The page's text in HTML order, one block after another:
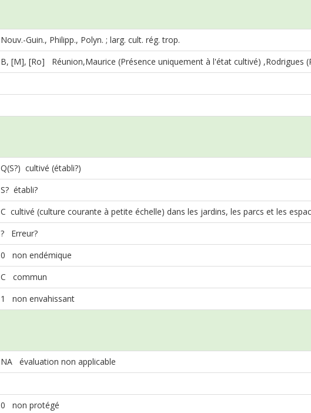
Nouv.-Guin., Philipp., Polyn. ; larg. cult. rég. trop.
B, [M], [Ro] Réunion,Maurice (Présence uniquement à l'état cultivé) ,Rodrigues
Q(S?) cultivé (établi?)
S? établi?
C cultivé (culture courante à petite échelle) dans les jardins, les parcs et les
? Erreur?
0 non endémique
C commun
1 non envahissant
NA évaluation non applicable
0 non protégé